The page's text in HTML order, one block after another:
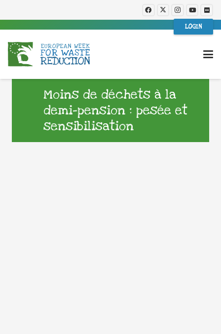
LOGIN
Moins de déchets à la
demi-pension : pesée et
sensibilisation